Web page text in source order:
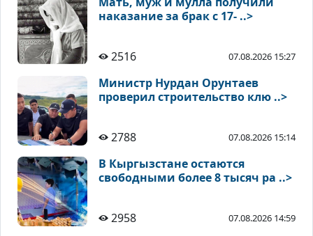
наказание за брак с 17- ..>
2516 07.08.2026 15:27
Министр Нурдан Орунтаев
проверил строительство клю ..>
2788 07.08.2026 15:14
В Кыргызстане остаются
свободными более 8 тысяч ра ..>
2958 07.08.2026 14:59